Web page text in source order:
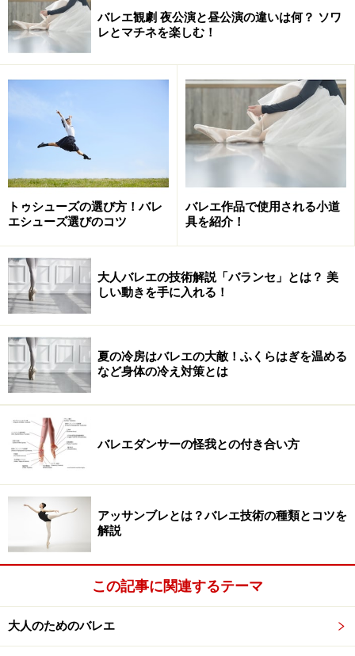
バレエ観劇 夜公演と昼公演の違いは何？ ソワ
レとマチネを楽しむ！
トゥシューズの選び方！バレ
エシューズ選びのコツ
バレエ作品で使用される小道
具を紹介！
大人バレエの技術解説「バランセ」とは？ 美
しい動きを手に入れる！
夏の冷房はバレエの大敵！ふくらはぎを温める
など身体の冷え対策とは
バレエダンサーの怪我との付き合い方
アッサンブレとは？バレエ技術の種類とコツを
解説
この記事に関連するテーマ
大人のためのバレエ